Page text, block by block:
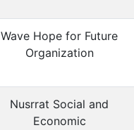
Wave Hope for Future
Organization
Nusrrat Social and
Economic